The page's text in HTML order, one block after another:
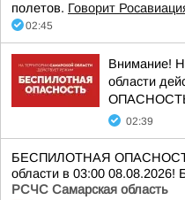
полетов. Говорит
02:45
Внимание!
области
02:39
БЕСПИЛОТНАЯ ОПАСНОСТЬ
области в 03:00 08.08.2026!
РСЧС Самарская область